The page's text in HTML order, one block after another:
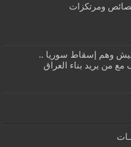
ومرتكزات‏
وهم إسقاط سوريا ..
من يريد بناء العراق